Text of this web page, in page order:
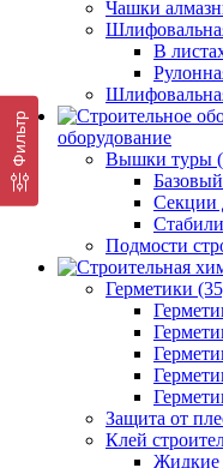
Чашки
В
оборудование
Вышки туры
Секции
Подмости
Герметики
Защита от
Клей
Жидкие
Фильтр